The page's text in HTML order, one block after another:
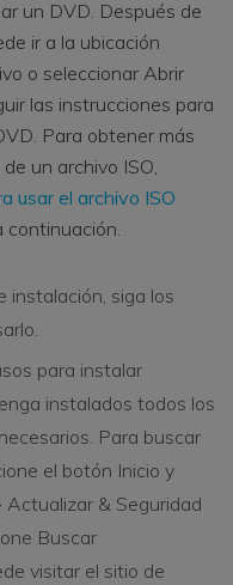
un DVD. Después de
ir a la ubicación
o seleccionar Abrir
las instrucciones para
Para obtener más
un archivo ISO,
usar el archivo ISO
continuación.
instalación, siga los
para instalar
instalados todos los
Para buscar
el botón Inicio y
& Seguridad
Buscar
visitar el sitio de